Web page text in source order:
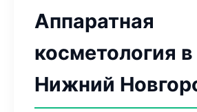
Аппаратная
косметология в
Нижний